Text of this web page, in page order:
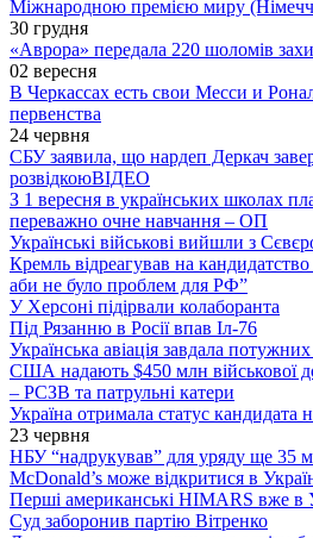
Міжнародною премією миру
30 грудня
«Аврора» передала 220 шоломів
02 вересня
В Черкассах есть свои Месси и
первенства
24 червня
СБУ заявила, що нардеп Деркач
розвідкоюВІДЕО
З 1 вересня в українських школах
переважно очне навчання – ОП
Українські військові вийшли з
Кремль відреагував на
аби не було проблем для РФ”
У Херсоні підірвали колаборанта
Під Рязанню в Росії впав Іл-76
Українська авіація завдала
США надають $450 млн військової
– РСЗВ та патрульні катери
Україна отримала статус кандидата
23 червня
НБУ “надрукував” для уряду ще 35
McDonald’s може відкритися в
Перші американські HIMARS вже в
Суд заборонив партію Вітренко